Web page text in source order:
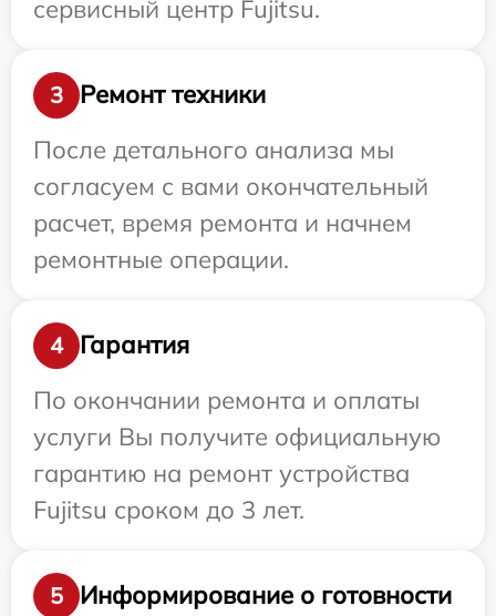
сервисный центр Fujitsu.
3
Ремонт техники
После детального анализа мы
согласуем с вами окончательный
расчет, время ремонта и начнем
ремонтные операции.
4
Гарантия
По окончании ремонта и оплаты
услуги Вы получите официальную
гарантию на ремонт устройства
Fujitsu сроком до 3 лет.
5
Информирование о готовности